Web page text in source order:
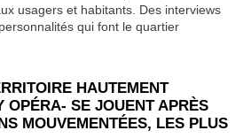
usagers et habitants. Des interviews
qui font le quartier
HAUTEMENT
OPÉRA- SE JOUENT APRÈS
MOUVEMENTÉES, LES PLUS